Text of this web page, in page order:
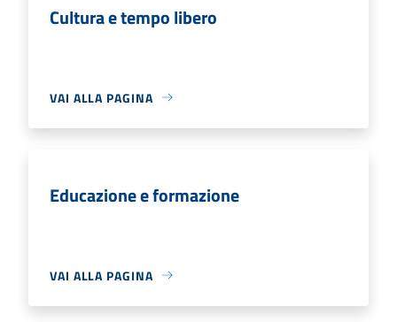
Cultura e tempo libero
VAI ALLA PAGINA
Educazione e formazione
VAI ALLA PAGINA